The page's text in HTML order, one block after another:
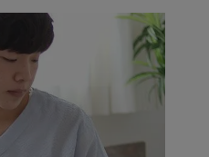
ゼ サテン織り
で
えたい
眠れる作務衣特集
ワンピース
について よくあるご質問